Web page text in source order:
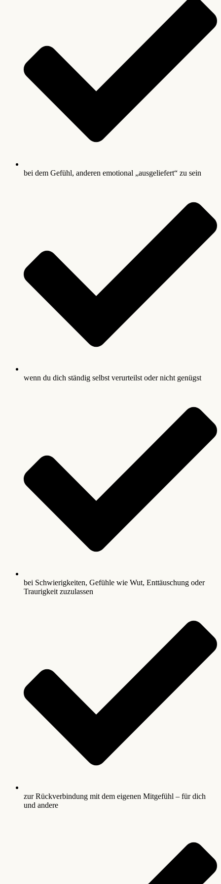
bei dem Gefühl, anderen emotional „ausgeliefert“ zu sein
wenn du dich ständig selbst verurteilst oder nicht genügst
bei Schwierigkeiten, Gefühle wie Wut, Enttäuschung oder
Traurigkeit zuzulassen
zur Rückverbindung mit dem eigenen Mitgefühl – für dich
und andere